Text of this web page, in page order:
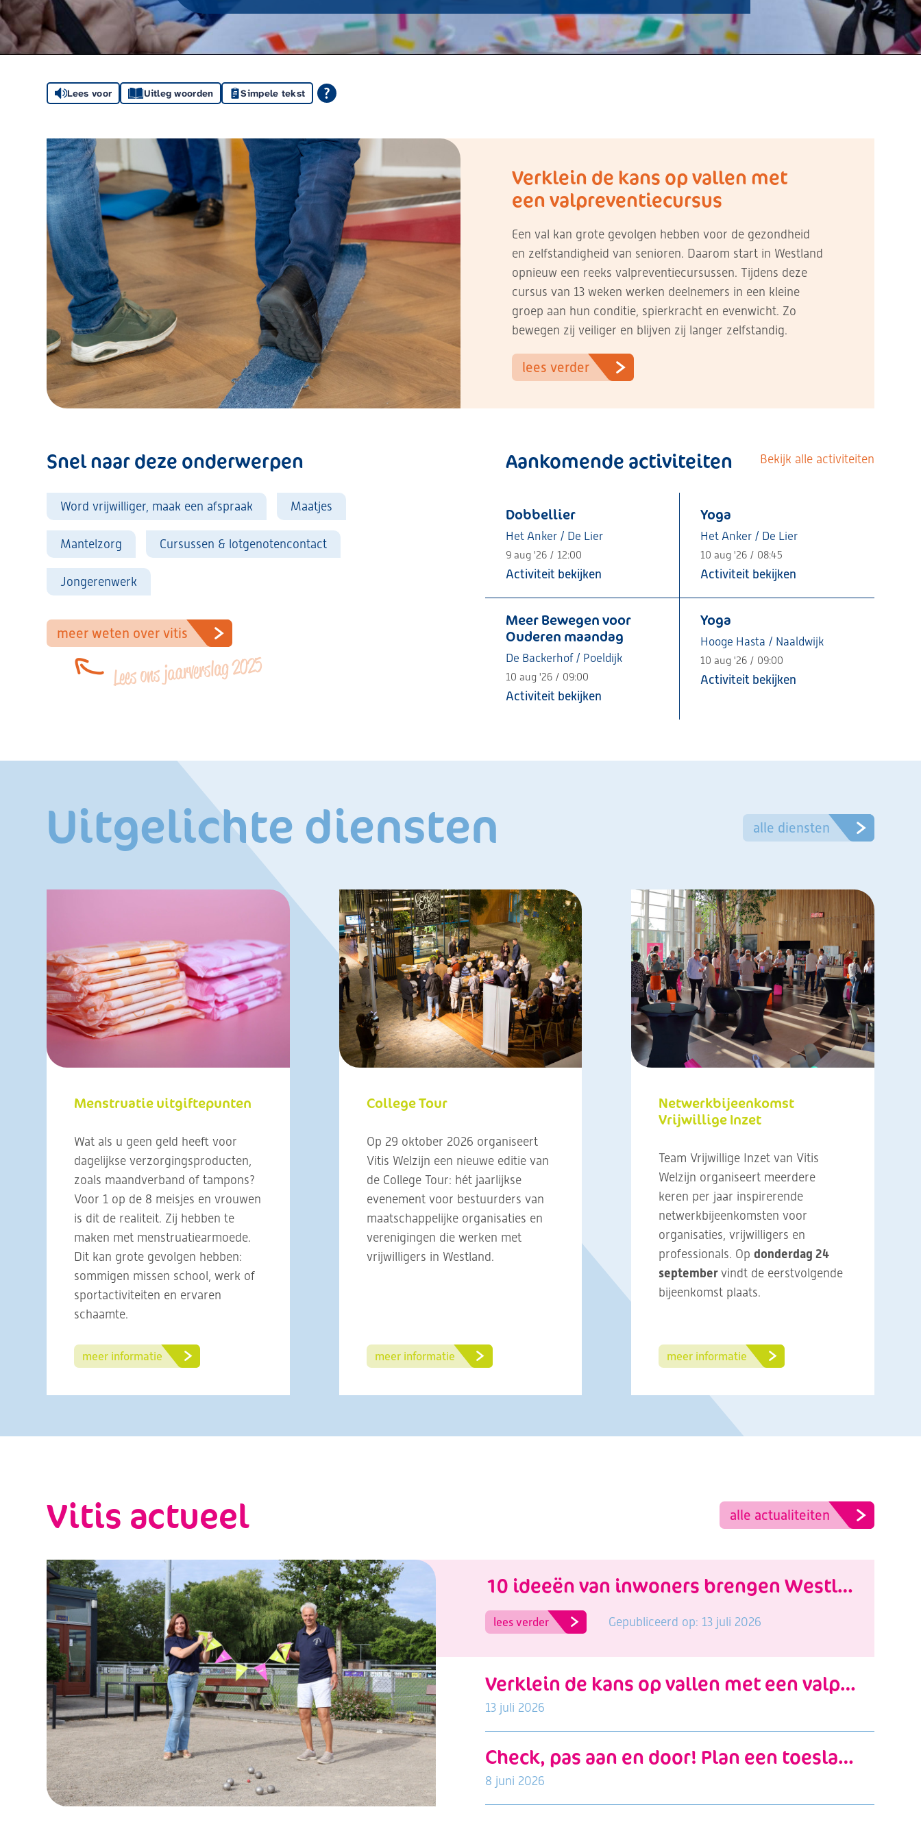
Lees voor Uitleg woorden Simpele tekst
Verklein de kans op vallen met
een valpreventiecursus
Een val kan grote gevolgen hebben voor de gezondheid
en zelfstandigheid van senioren. Daarom start in Westland
opnieuw een reeks valpreventiecursussen. Tijdens deze
cursus van 13 weken werken deelnemers in een kleine
groep aan hun conditie, spierkracht en evenwicht. Zo
bewegen zij veiliger en blijven zij langer zelfstandig.
lees verder
Snel naar deze onderwerpen
Word vrijwilliger, maak een afspraak Maatjes
Mantelzorg Cursussen & lotgenotencontact
Jongerenwerk
meer weten over vitis
Lees ons jaarverslag 2025
Aankomende activiteiten Bekijk alle activiteiten
Dobbellier
Het Anker / De Lier
9 aug '26 / 12:00
Activiteit bekijken
Yoga
Het Anker / De Lier
10 aug '26 / 08:45
Activiteit bekijken
Meer Bewegen voor
Ouderen maandag
De Backerhof / Poeldijk
10 aug '26 / 09:00
Activiteit bekijken
Yoga
Hooge Hasta / Naaldwijk
10 aug '26 / 09:00
Activiteit bekijken
Uitgelichte diensten alle diensten
Menstruatie uitgiftepunten
Wat als u geen geld heeft voor
dagelijkse verzorgingsproducten,
zoals maandverband of tampons?
Voor 1 op de 8 meisjes en vrouwen
is dit de realiteit. Zij hebben te
maken met menstruatiearmoede.
Dit kan grote gevolgen hebben:
sommigen missen school, werk of
sportactiviteiten en ervaren
schaamte.
meer informatie
College Tour
Op 29 oktober 2026 organiseert
Vitis Welzijn een nieuwe editie van
de College Tour: hét jaarlijkse
evenement voor bestuurders van
maatschappelijke organisaties en
verenigingen die werken met
vrijwilligers in Westland.
meer informatie
Netwerkbijeenkomst
Vrijwillige Inzet
Team Vrijwillige Inzet van Vitis
Welzijn organiseert meerdere
keren per jaar inspirerende
netwerkbijeenkomsten voor
organisaties, vrijwilligers en
professionals. Opdonderdag 24
septembervindt de eerstvolgende
bijeenkomst plaats.
meer informatie
Vitis actueel alle actualiteiten
10 ideeën van inwoners brengen Westland deze zomer samen
lees verder Gepubliceerd op: 13 juli 2026
Verklein de kans op vallen met een valpreventiecursus
13 juli 2026
Check, pas aan en door! Plan een toeslagencheck bij de Formulierenbrigade
8 juni 2026